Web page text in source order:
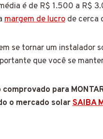
é de R$ 1.500 a R$
margem de lucrode cerca
se tornar um
que você se
para
o mercado solarSAIBA